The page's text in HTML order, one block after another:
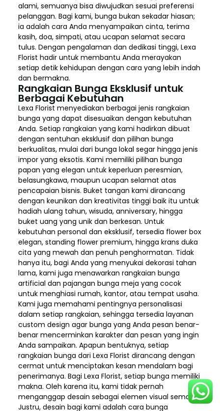
alami, semuanya bisa diwujudkan sesuai preferensi
pelanggan. Bagi kami, bunga bukan sekadar hiasan;
ia adalah cara Anda menyampaikan cinta, terima
kasih, doa, simpati, atau ucapan selamat secara
tulus. Dengan pengalaman dan dedikasi tinggi, Lexa
Florist hadir untuk membantu Anda merayakan
setiap detik kehidupan dengan cara yang lebih indah
dan bermakna.
Rangkaian Bunga Eksklusif untuk
Berbagai Kebutuhan
Lexa Florist menyediakan berbagai jenis rangkaian
bunga yang dapat disesuaikan dengan kebutuhan
Anda. Setiap rangkaian yang kami hadirkan dibuat
dengan sentuhan eksklusif dan pilihan bunga
berkualitas, mulai dari bunga lokal segar hingga jenis
impor yang eksotis. Kami memiliki pilihan bunga
papan yang elegan untuk keperluan peresmian,
belasungkawa, maupun ucapan selamat atas
pencapaian bisnis. Buket tangan kami dirancang
dengan keunikan dan kreativitas tinggi baik itu untuk
hadiah ulang tahun, wisuda, anniversary, hingga
buket uang yang unik dan berkesan. Untuk
kebutuhan personal dan eksklusif, tersedia flower box
elegan, standing flower premium, hingga krans duka
cita yang mewah dan penuh penghormatan. Tidak
hanya itu, bagi Anda yang menyukai dekorasi tahan
lama, kami juga menawarkan rangkaian bunga
artificial dan pajangan bunga meja yang cocok
untuk menghiasi rumah, kantor, atau tempat usaha.
Kami juga memahami pentingnya personalisasi
dalam setiap rangkaian, sehingga tersedia layanan
custom design agar bunga yang Anda pesan benar-
benar mencerminkan karakter dan pesan yang ingin
Anda sampaikan. Apapun bentuknya, setiap
rangkaian bunga dari Lexa Florist dirancang dengan
cermat untuk menciptakan kesan mendalam bagi
penerimanya. Bagi Lexa Florist, setiap bunga memiliki
makna. Oleh karena itu, kami tidak pernah
menganggap desain sebagai elemen visual semata.
Justru, desain bagi kami adalah cara bunga